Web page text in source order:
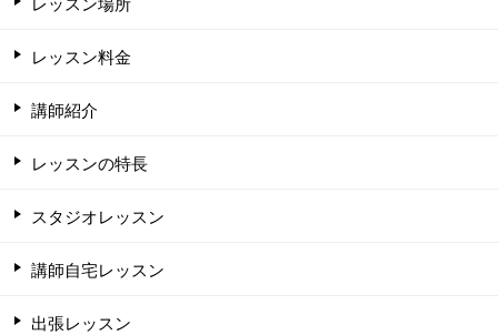
レッスン料金
講師紹介
レッスンの特長
スタジオレッスン
講師自宅レッスン
出張レッスン